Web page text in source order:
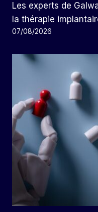
Les experts de
la thérapie
07/08/2026